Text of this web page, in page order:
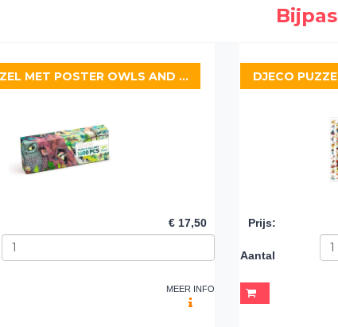
DJECO PUZZEL MET POSTER OWLS AND BIRDS
€ 17,50
MEER INFO
DJECO
Prijs:
Aantal